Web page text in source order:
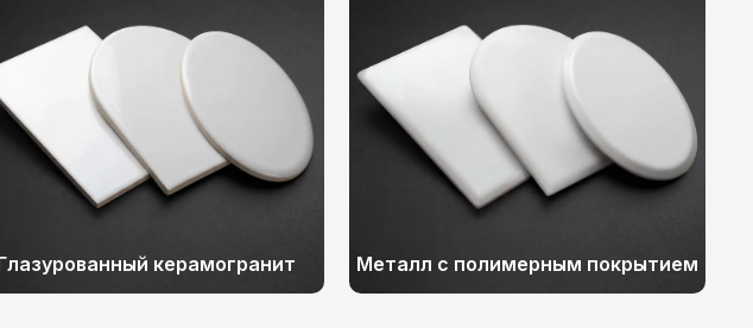
керамогранит Металл с полимерным покрытием